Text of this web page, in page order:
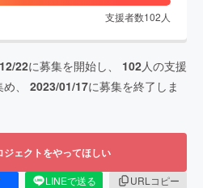
支援者数102 人
22に募集を開始し、 102人の支援
、 2023/01/17に募集を終了しま
ジェクトをやってほしい
LINEで送る
URLコピー